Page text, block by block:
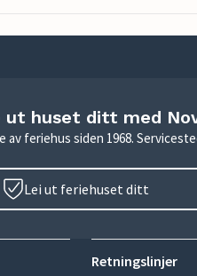
ut huset ditt med
av feriehus siden 1968.
Lei ut feriehuset ditt
Retningslinjer